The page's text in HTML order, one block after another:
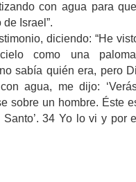
con agua para
Israel”.
diciendo: “He
como una
sabía quién era, pero
agua, me dijo:
sobre un hombre. Éste
34 Yo lo vi y por